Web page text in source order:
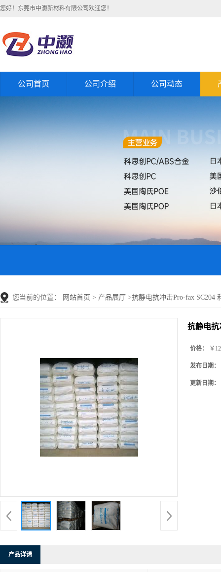
您好！东莞市中灏新材料有限公司欢迎您！
公司首页 公司介绍 公司动态
您当前的位置： 网站首页 > 产品展厅 >抗静电抗冲击Pro-fax SC204
抗静电抗
价格： ￥
发布日期：
更新日期：
产品详请